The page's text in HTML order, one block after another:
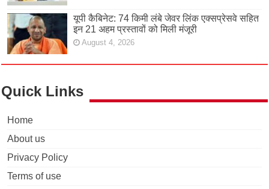
यूपी कैबिनेट: 74 किमी लंबे जेवर लिंक एक्सप्रेसवे सहित
इन 21 अहम प्रस्तावों को मिली मंजूरी
August 4, 2026
Quick Links
Home
About us
Privacy Policy
Terms of use